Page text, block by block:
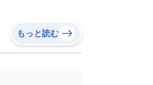
もっと読む